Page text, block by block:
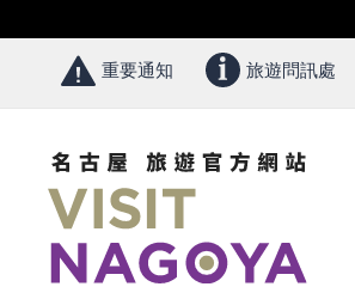
重要通知 旅遊問訊處